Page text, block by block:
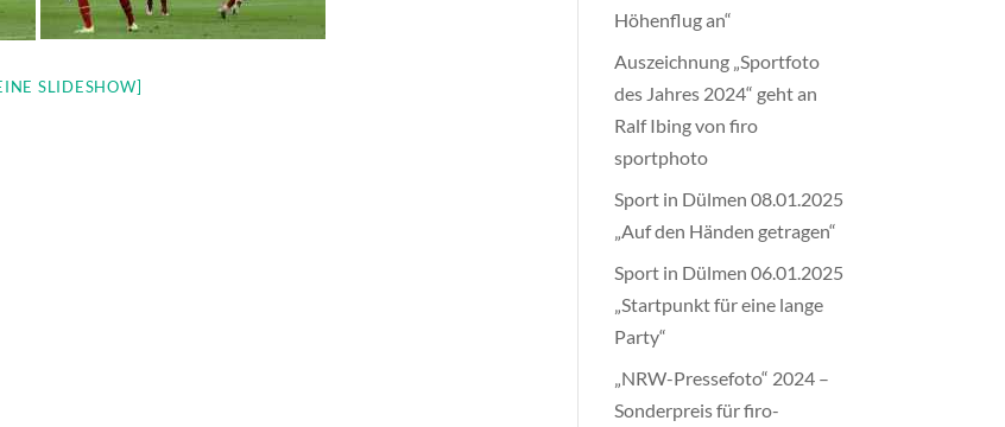
SLIDESHOW]
Höhenflug an“
Auszeichnung „Sportfoto
des Jahres 2024“ geht an
Ralf Ibing von firo
sportphoto
Sport in Dülmen 08.01.2025
„Auf den Händen getragen“
Sport in Dülmen 06.01.2025
„Startpunkt für eine lange
Party“
„NRW-Pressefoto“ 2024 –
Sonderpreis für firo-